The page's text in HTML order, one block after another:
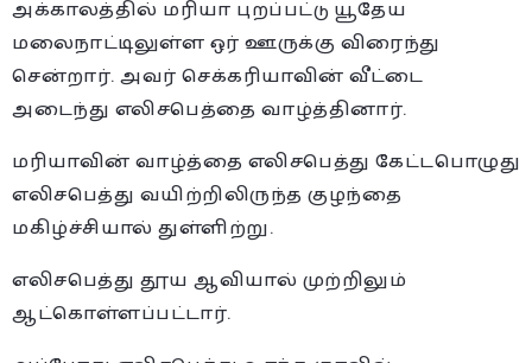
அக்காலத்தில் மரியா புறப்பட்டு யூதேய
மலைநாட்டிலுள்ள ஒர் ஊருக்கு விரைந்து
சென்றார். அவர் செக்கரியாவின் வீட்டை
அடைந்து எலிசபெத்தை வாழ்த்தினார்.
மரியாவின் வாழ்த்தை எலிசபெத்து கேட்டபொழுது
எலிசபெத்து வயிற்றிலிருந்த குழந்தை
மகிழ்ச்சியால் துள்ளிற்று.
எலிசபெத்து தூய ஆவியால் முற்றிலும்
ஆட்கொள்ளப்பட்டார்.